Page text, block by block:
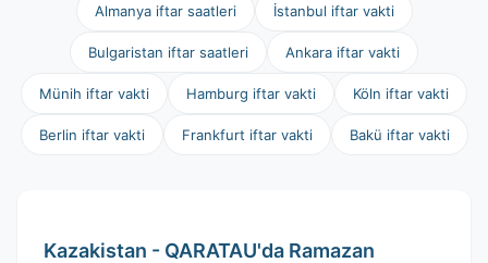
Almanya iftar saatleri İstanbul iftar vakti
Bulgaristan iftar saatleri Ankara iftar vakti
Münih iftar vakti Hamburg iftar vakti Köln iftar vakti
Berlin iftar vakti Frankfurt iftar vakti Bakü iftar vakti
Kazakistan - QARATAU'da Ramazan